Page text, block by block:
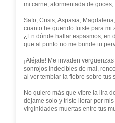
mi carne, atormentada de
Safo, Crisis, Aspasia,
cuanto he querido fuiste para mi
¿En dónde hallar espasmos, en
que al punto no me brinde tu
¡Aléjate! Me invaden
sonrojos indecibles de mal,
al ver temblar la fiebre sobre tus
No quiero más que vibre la lira
déjame solo y triste llorar por
virginidades muertas entre tus